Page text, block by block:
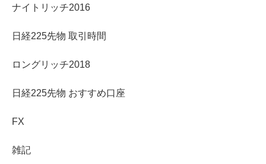
ナイトリッチ2016
日経225先物 取引時間
ロングリッチ2018
日経225先物 おすすめ口座
FX
雑記